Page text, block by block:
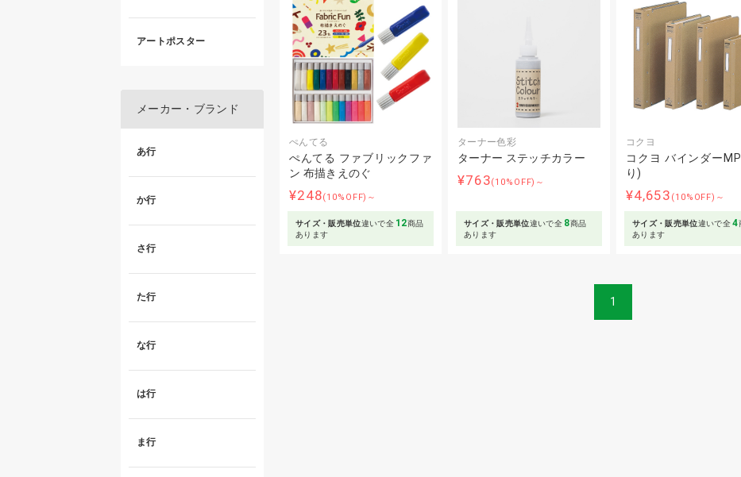
ぺんてる
ぺんてる ファブリックファ
ン 布描きえのぐ
¥248(10%OFF)～
サイズ・販売単位違いで全 12商品
あります
ターナー色彩
ターナー ステッチカラー
¥763(10%OFF)～
サイズ・販売単位違いで全 8商品
あります
コクヨ
コクヨ バインダー
り)
¥4,653 (10%OFF)～
サイズ・販売単位違いで全4
あります
1
アートポスター
メーカー・ブランド
あ行
か行
さ行
た行
な行
は行
ま行